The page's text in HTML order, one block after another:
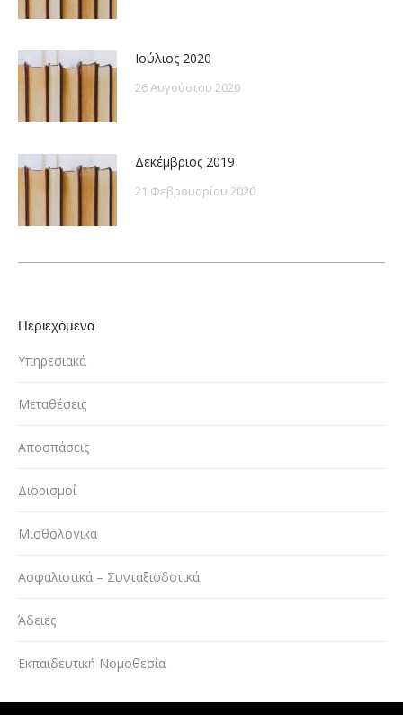
Ιούλιος 2020
26 Αυγούστου 2020
Δεκέμβριος 2019
21 Φεβρουαρίου 2020
Περιεχόμενα
Υπηρεσιακά
Μεταθέσεις
Αποσπάσεις
Διορισμοί
Μισθολογικά
Ασφαλιστικά – Συνταξιοδοτικά
Άδειες
Εκπαιδευτική Νομοθεσία